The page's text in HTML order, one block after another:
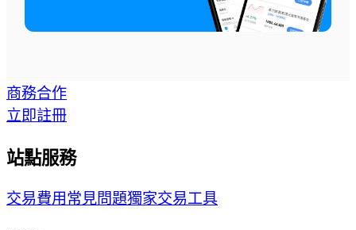
商務合作
立即註冊
站點服務
交易費用常見問題獨家交易工具